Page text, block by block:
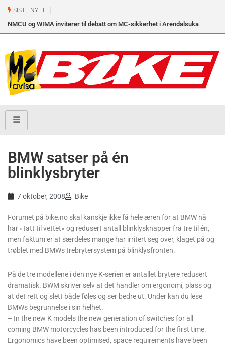
SISTE NYTT
NMCU og WIMA inviterer til debatt om MC-sikkerhet i Arendalsuka
BMW satser på én
blinklysbryter
7 oktober, 2008 Bike
Forumet på bike.no skal kanskje ikke få hele æren for at BMW nå
har «tatt til vettet» og redusert antall blinklysknapper fra tre til én,
men faktum er at særdeles mange har irritert seg over, klaget på og
trøblet med BMWs trebrytersystem på blinklysfronten.
På de tre modellene i den nye K-serien er antallet brytere redusert
dramatisk. BWM skriver selv at det handler om ergonomi, plass og
at det rett og slett både føles og ser bedre ut. Under kan du lese
BMWs begrunnelse i sin helhet.
– In the new K models the new generation of switches for all
coming BMW motorcycles has been introduced for the first time.
Ergonomics have been optimised, space requirements have been